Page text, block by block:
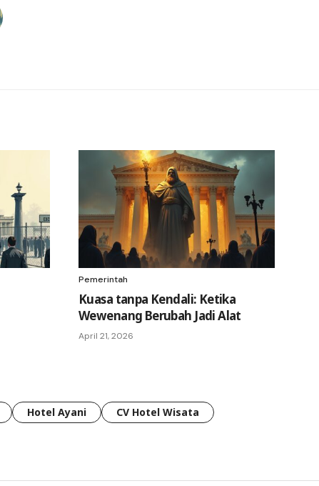
Pemerintah
Kuasa tanpa Kendali: Ketika
Wewenang Berubah Jadi Alat
April 21, 2026
Hotel Ayani CV Hotel Wisata